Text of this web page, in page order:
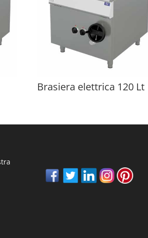
Brasiera elettrica 120 Lt